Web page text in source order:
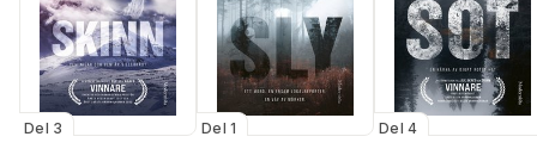
Del 3 Del 1 Del 4